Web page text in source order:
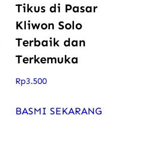
Tikus di Pasar
Kliwon Solo
Terbaik dan
Terkemuka
Rp3.500
BASMI SEKARANG